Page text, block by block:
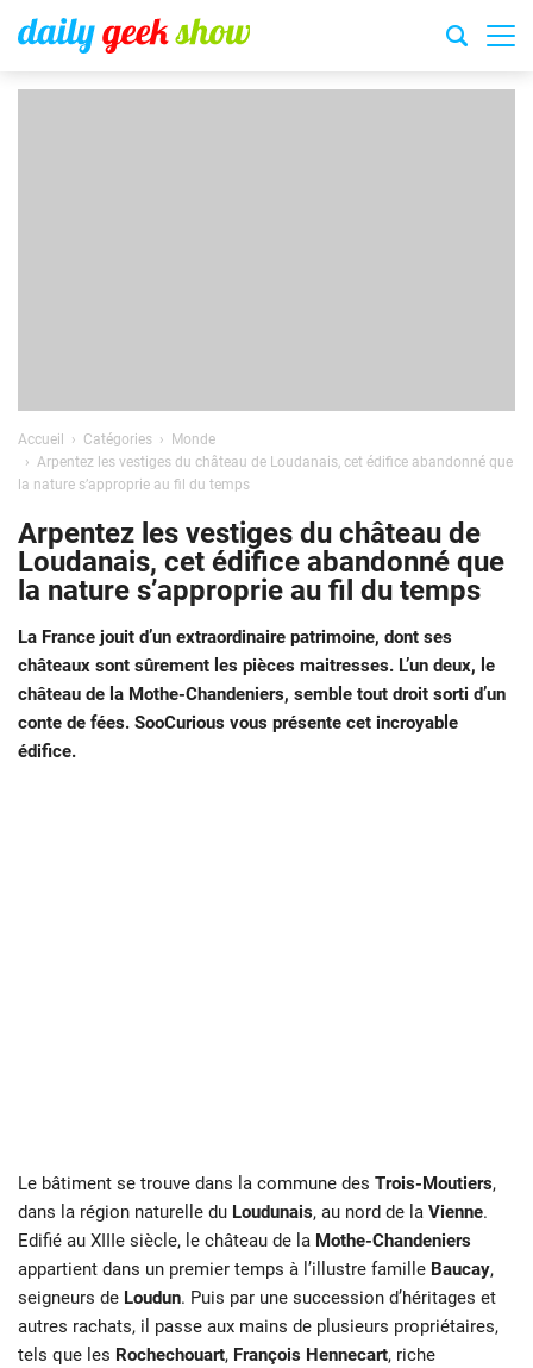
Accueil Catégories
Monde
Arpentez les vestiges du château de Loudanais, cet édifice abandonné que
la nature s’approprie au fil du temps
Arpentez les vestiges du château de
Loudanais, cet édifice abandonné que
la nature s’approprie au fil du temps
La France jouit d’un extraordinaire patrimoine, dont ses
châteaux sont sûrement les pièces maitresses. L’un deux, le
château de la Mothe-Chandeniers, semble tout droit sorti d’un
conte de fées. SooCurious vous présente cet incroyable
édifice.
Le bâtiment se trouve dans la commune des Trois-Moutiers,
dans la région naturelle du Loudunais, au nord de la Vienne.
Edifié au XIIIe siècle, le château de la Mothe-Chandeniers
appartient dans un premier temps à l’illustre famille Baucay,
seigneurs de Loudun. Puis par une succession d’héritages et
autres rachats, il passe aux mains de plusieurs propriétaires,
tels que les Rochechouart, François Hennecart, riche